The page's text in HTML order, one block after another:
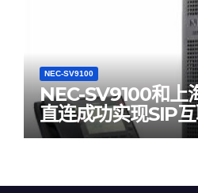
NEC-SV9100
NEC-SV9100和上
直连成功实现SIP